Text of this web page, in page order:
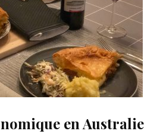
en Australie